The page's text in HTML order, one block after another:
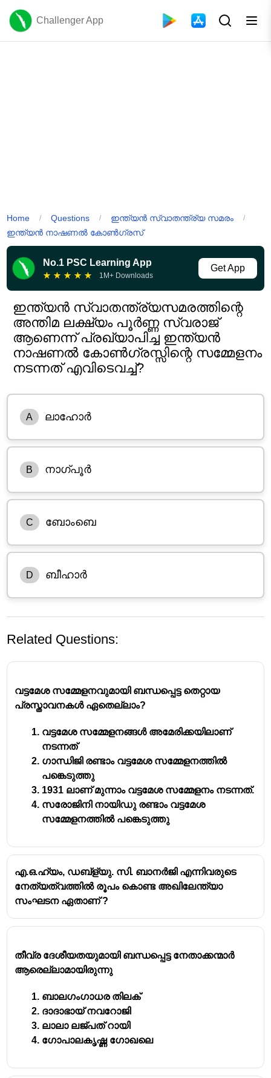
Challenger App
Home / Questions / ഇന്ത്യൻ സ്വാതന്ത്ര്യ സമരം /
ഇന്ത്യൻ നാഷണൽ കോൺഗ്രസ്
No.1 PSC Learning App
★ ★ ★ ★ ★ 1M+ Downloads
Get App
ഇന്ത്യൻ സ്വാതന്ത്ര്യസമരത്തിന്റെ
അന്തിമ ലക്ഷ്യം പൂർണ്ണ സ്വരാജ്
ആണെന്ന് പ്രഖ്യാപിച്ച ഇന്ത്യൻ
നാഷണൽ കോൺഗ്രസ്സിന്റെ സമ്മേളനം
നടന്നത് എവിടെവച്ച്?
A ലാഹോർ
B നാഗ്പൂർ
C ബോംബെ
D ബീഹാർ
INC രൂപീകൃതമായത് -1885 ഡിസംബർ 28
ഇന്ത്യൻ നാഷണൽ കോൺഗ്രസ്സിന്റെ
സ്ഥാപകൻ -അലൻ ഒക്ടേവിയൻ ഹ്യും
ഇന്ത്യൻ നാഷണൽ കോൺഗ്രസ്സിന്റെ ആദ്യ
സമ്മേളനം നടന്നത് -ബോംബെ
INC യുടെ ആദ്യ സമ്മേളനത്തിൽ പങ്കെടുത്ത
ഏക മലയാളി -ബാരിസ്റ്റർ ജി .പി.പിള്ള
ബന്ധപ്പെട്ട് പറയപ്പെടുന്ന പ്രമുഖ സിദ്ധാന്തം
-സുരക്ഷാവാൽവ് സിദ്ധാന്തം
Related Questions:
വട്ടമേശ സമ്മേളനവുമായി ബന്ധപ്പെട്ട തെറ്റായ
പ്രസ്താവനകള്‍ ഏതെല്ലാം?
വട്ടമേശ സമ്മേളനങ്ങള്‍ അമേരിക്കയിലാണ്‌
നടന്നത്‌
ഗാന്ധിജി രണ്ടാം വട്ടമേശ സമ്മേളനത്തില്‍
പങ്കെടുത്തു
1931 ലാണ്‌ മുന്നാം വട്ടമേശ സമ്മേളനം നടന്നത്‌.
സരോജിനി നായിഡു രണ്ടാം വട്ടമേശ
സമ്മേളനത്തില്‍ പങ്കെടുത്തു
എ.ഒ.ഹ്യം, ഡബ്ള്യു. സി. ബാനർജി എന്നിവരുടെ
നേത്യത്വത്തിൽ രൂപം കൊണ്ട അഖിലേന്ത്യാ
സംഘടന ഏതാണ് ?
തീവ്ര ദേശീയതയുമായി ബന്ധപ്പെട്ട നേതാക്കന്മാർ
ആരെല്ലാമായിരുന്നു
ബാലഗംഗാധര തിലക്
ദാദാഭായ് നവറോജി
ലാലാ ലജ്‌പത് റായി
ഗോപാലകൃഷ്ണ‌ ഗോഖലെ